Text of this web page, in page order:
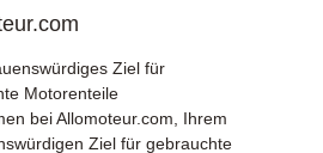
Ziel für
Motorenteile
bei Allomoteur.com, Ihrem
Ziel für gebrauchte